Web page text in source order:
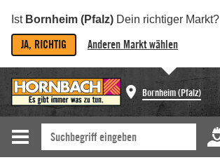
Ist Bornheim (Pfalz) Dein richtiger Markt?
JA, RICHTIG Anderen Markt wählen
Bornheim (Pfalz)